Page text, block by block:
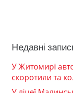
Недавні
У Житомирі
скоротили та